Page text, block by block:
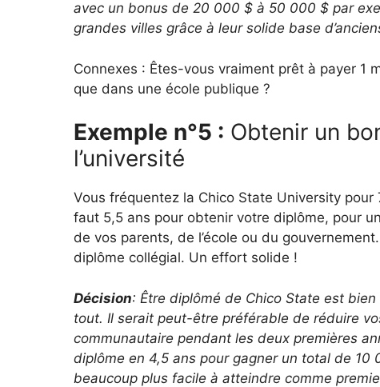
avec un bonus de 20 000 $ à 50 000 $ par
grandes villes grâce à leur solide base
Connexes : Êtes-vous vraiment prêt à payer 1
que dans une école publique ?
Exemple n°5 : Obtenir un
l’université
Vous fréquentez la Chico State University
faut 5,5 ans pour obtenir votre diplôme, pour
de vos parents, de l’école ou du
diplôme collégial. Un effort solide !
Décision: Être diplômé de Chico State est
tout. Il serait peut-être préférable de réduire
communautaire pendant les deux premières
diplôme en 4,5 ans pour gagner un total de
beaucoup plus facile à atteindre comme